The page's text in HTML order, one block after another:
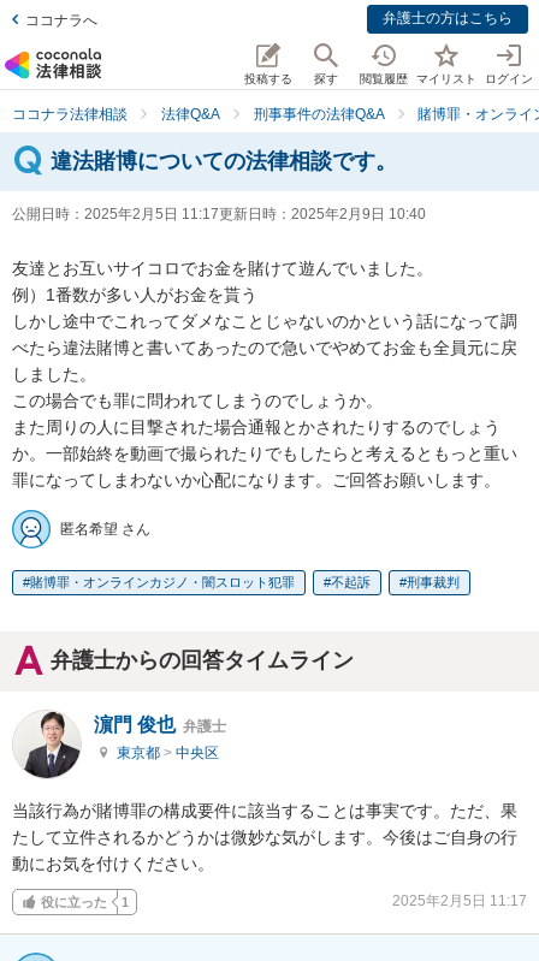
ココナラへ 弁護士の方はこちら
投稿する 探す 閲覧履歴 マイリスト ログイン
ココナラ法律相談 法律Q&A 刑事事件の法律Q&A 賭博罪・オンライ
違法賭博についての法律相談です。
公開日時： 2025年2月5日 11:17更新日時： 2025年2月9日 10:40
友達とお互いサイコロでお金を賭けて遊んでいました。
例）1番数が多い人がお金を貰う
しかし途中でこれってダメなことじゃないのかという話になって調
べたら違法賭博と書いてあったので急いでやめてお金も全員元に戻
しました。
この場合でも罪に問われてしまうのでしょうか。
また周りの人に目撃された場合通報とかされたりするのでしょう
か。一部始終を動画で撮られたりでもしたらと考えるともっと重い
罪になってしまわないか心配になります。ご回答お願いします。
匿名希望 さん
賭博罪・オンラインカジノ・闇スロット犯罪 不起訴 刑事裁判
弁護士からの回答タイムライン
濵門 俊也 弁護士
東京都 > 中央区
当該行為が賭博罪の構成要件に該当することは事実です。ただ、果
たして立件されるかどうかは微妙な気がします。今後はご自身の行
動にお気を付けください。
役に立った 1 2025年2月5日 11:17